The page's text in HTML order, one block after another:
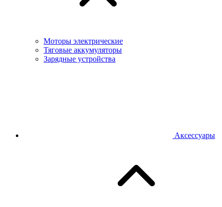
Моторы электрические
Тяговые аккумуляторы
Зарядные устройства
Аксессуары